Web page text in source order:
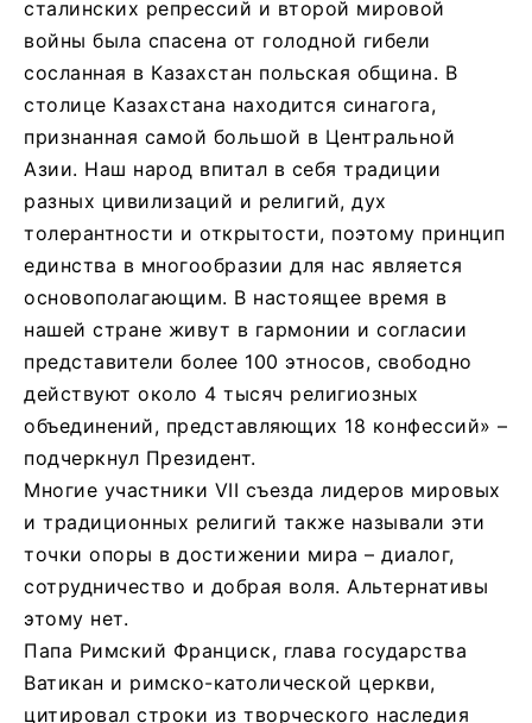
сталинских репрессий и второй мировой
войны была спасена от голодной гибели
сосланная в Казахстан польская община. В
столице Казахстана находится синагога,
признанная самой большой в Центральной
Азии. Наш народ впитал в себя традиции
разных цивилизаций и религий, дух
толерантности и открытости, поэтому принцип
единства в многообразии для нас является
основополагающим. В настоящее время в
нашей стране живут в гармонии и согласии
представители более 100 этносов, свободно
действуют около 4 тысяч религиозных
объединений, представляющих 18 конфессий» –
подчеркнул Президент.
Многие участники VII съезда лидеров мировых
и традиционных религий также называли эти
точки опоры в достижении мира – диалог,
сотрудничество и добрая воля. Альтернативы
этому нет.
Папа Римский Франциск, глава государства
Ватикан и римско-католической церкви,
цитировал строки из творческого наследия